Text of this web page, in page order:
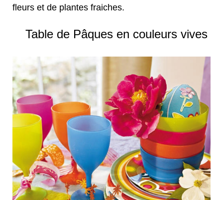
fleurs et de plantes fraiches.
Table de Pâques en couleurs vives